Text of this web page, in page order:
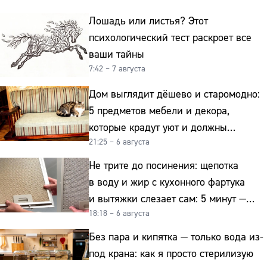
Лошадь или листья? Этот
психологический тест раскроет все
ваши тайны
7:42 – 7 августа
Дом выглядит дёшево и старомодно:
5 предметов мебели и декора,
которые крадут уют и должны
отправиться на свалку прямо сейчас
21:25 – 6 августа
Не трите до посинения: щепотка
в воду и жир с кухонного фартука
и вытяжки слезает сам: 5 минут —
и сверкает как новая
18:18 – 6 августа
Без пара и кипятка — только вода из-
под крана: как я просто стерилизую